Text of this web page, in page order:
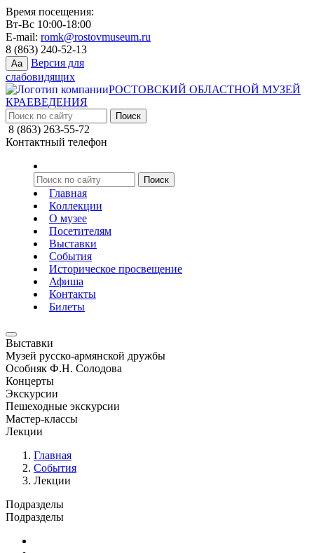
Время посещения:
Вт-Вс 10:00-18:00
E-mail: romk@rostovmuseum.ru
8 (863) 240-52-13
Aa
Версия для
слабовидящих
РОСТОВСКИЙ ОБЛАСТНОЙ МУЗЕЙ
КРАЕВЕДЕНИЯ
8 (863) 263-55-72
Контактный телефон
Главная
Коллекции
О музее
Посетителям
Выставки
События
Историческое просвещение
Афиша
Контакты
Билеты
Выставки
Музей русско-армянской дружбы
Особняк Ф.Н. Солодова
Концерты
Экскурсии
Пешеходные экскурсии
Мастер-классы
Лекции
Главная
События
Лекции
Подразделы
Подразделы